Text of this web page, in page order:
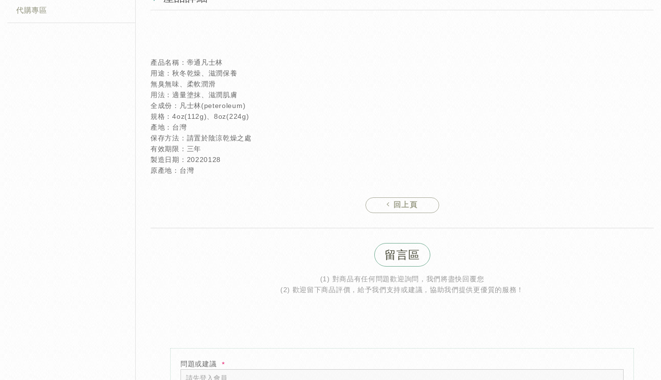
代購專區
產品名稱：帝通凡士林
用途：秋冬乾燥、滋潤保養
無臭無味、柔軟潤滑
用法：適量塗抹、滋潤肌膚
全成份：凡士林(peteroleum)
規格：4oz(112g)、8oz(224g)
產地：台灣
保存方法：請置於陰涼乾燥之處
有效期限：三年
製造日期：20220128
原產地：台灣
回上頁
留言區
(1) 對商品有任何問題歡迎詢問，我們將盡快回覆您
(2) 歡迎留下商品評價，給予我們支持或建議，協助我們提供更優質的服務！
問題或建議